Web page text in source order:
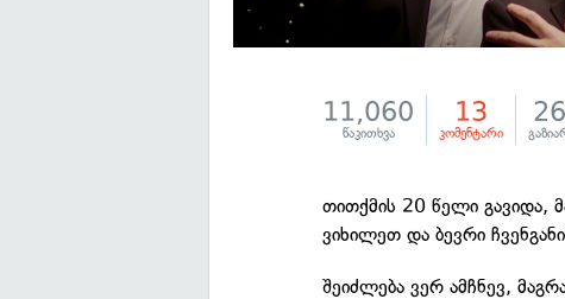
11,060
წაკითხვა
13
კომენტარი
თითქმის 20 წელი გავიდა,
ვიხილეთ და ბევრი
შეიძლება ვერ ამჩნევ,